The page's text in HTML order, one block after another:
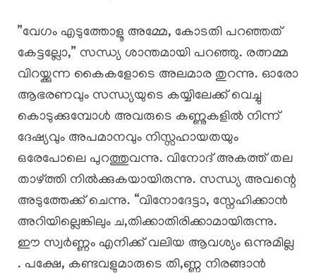
​”വേഗം എടുത്തോളൂ അമ്മേ, കോടതി പറഞ്ഞത്
കേട്ടല്ലോ,” സന്ധ്യ ശാന്തമായി പറഞ്ഞു. രത്നമ്മ
വിറയ്ക്കുന്ന കൈകളോടെ അലമാര തുറന്നു. ഓരോ
ആഭരണവും സന്ധ്യയുടെ കയ്യിലേക്ക് വെച്ചു
കൊടുക്കുമ്പോൾ അവരുടെ കണ്ണുകളിൽ നിന്ന്
ദേഷ്യവും അപമാനവും നിസ്സഹായതയും
ഒരേപോലെ പുറത്തുവന്നു. വിനോദ് അകത്ത് തല
താഴ്ത്തി നിൽക്കുകയായിരുന്നു. സന്ധ്യ അവന്റെ
അടുത്തേക്ക് ചെന്നു. “വിനോദേട്ടാ, സ്നേഹിക്കാൻ
അറിയില്ലെങ്കിലും ച,തിക്കാതിരിക്കാമായിരുന്നു.
ഈ സ്വർണ്ണം എനിക്ക് വലിയ ആവശ്യം ഒന്നുമില്ല
. പക്ഷേ, കണ്ടവളുമാരുടെ തി,ണ്ണ നിരങ്ങാൻ